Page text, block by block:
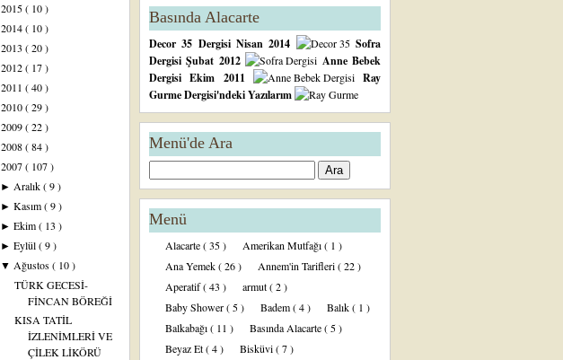
2015( 10 )
2014( 10 )
2013 ( 20 )
2012( 17 )
2011 ( 40 )
2010( 29 )
2009( 22 )
2008( 84 )
2007( 107 )
►Aralık( 9 )
►Kasım( 9 )
►Ekim( 13 )
►Eylül( 9 )
▼Ağustos( 10 )
TÜRK GECESİ-
FİNCAN BÖREĞİ
KISA TATİL
İZLENİMLERİ VE
ÇİLEK LİKÖRÜ
Basında Alacarte
Decor 35 Dergisi Nisan 2014
Sofra
Dergisi Şubat 2012
Anne Bebek
Dergisi Ekim 2011
Ray
Gurme Dergisi'ndeki Yazılarım
Menü'de Ara
Menü
Alacarte( 35 ) Amerikan Mutfağı( 1 )
Ana Yemek( 26 ) Annem'in Tarifleri( 22 )
Aperatif( 43 ) armut( 2 )
Baby Shower( 5 ) Badem( 4 ) Balık( 1 )
Balkabağı( 11 ) Basında Alacarte( 5 )
Beyaz Et( 4 ) Bisküvi( 7 )